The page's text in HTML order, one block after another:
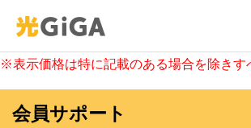
※表示価格は特に記載のある場合を除きす
会員サポート